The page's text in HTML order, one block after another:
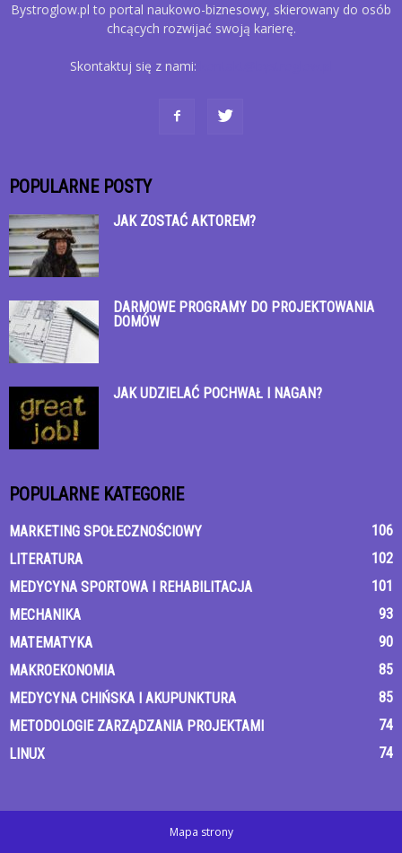
Bystroglow.pl to portal naukowo-biznesowy, skierowany do osób
chcących rozwijać swoją karierę.
Skontaktuj się z nami:
POPULARNE POSTY
JAK ZOSTAĆ AKTOREM?
DARMOWE PROGRAMY DO PROJEKTOWANIA
DOMÓW
JAK UDZIELAĆ POCHWAŁ I NAGAN?
POPULARNE KATEGORIE
MARKETING SPOŁECZNOŚCIOWY
106
LITERATURA
102
MEDYCYNA SPORTOWA I REHABILITACJA
101
MECHANIKA
93
MATEMATYKA
90
MAKROEKONOMIA
85
MEDYCYNA CHIŃSKA I AKUPUNKTURA
85
METODOLOGIE ZARZĄDZANIA PROJEKTAMI
74
LINUX
74
Mapa strony